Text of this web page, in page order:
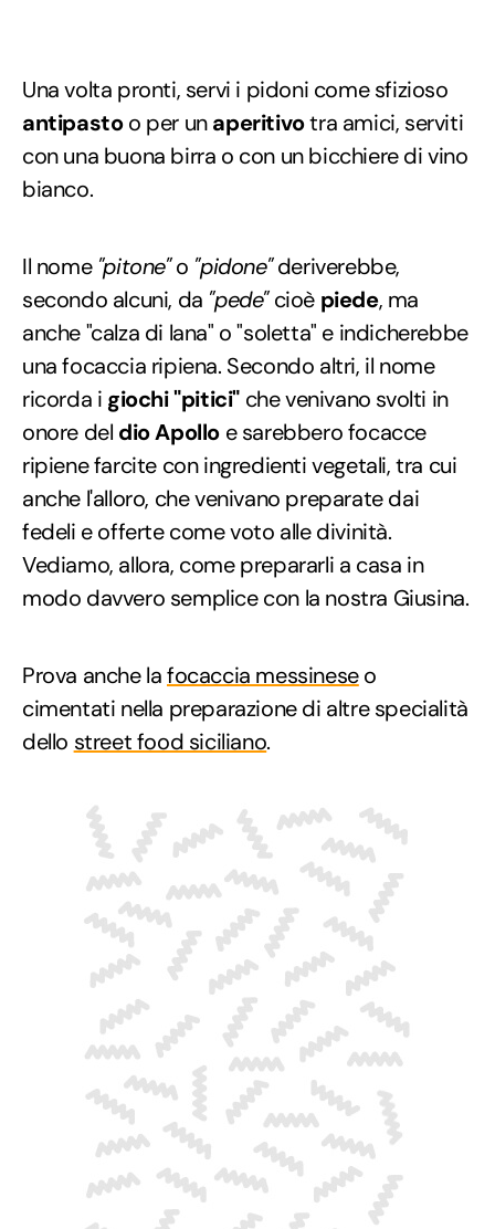
Una volta pronti, servi i pidoni come sfizioso
antipastoo per unaperitivotra amici, serviti
con una buona birra o con un bicchiere di vino
bianco.
Il nome "pitone"o "pidone"deriverebbe,
secondo alcuni, da "pede"cioè piede, ma
anche "calza di lana" o "soletta" e indicherebbe
una focaccia ripiena. Secondo altri, il nome
ricorda i giochi "pitici" che venivano svolti in
onore del dio Apollo e sarebbero focacce
ripiene farcite con ingredienti vegetali, tra cui
anche l'alloro, che venivano preparate dai
fedeli e offerte come voto alle divinità.
Vediamo, allora, come prepararli a casa in
modo davvero semplice con la nostra Giusina.
Prova anche lafocaccia messineseo
cimentati nella preparazione di altre specialità
dello street food siciliano.